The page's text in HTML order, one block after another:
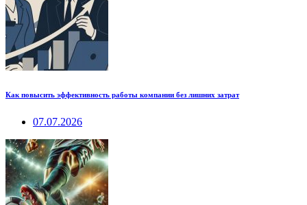
Как повысить эффективность работы компании без лишних затрат
07.07.2026